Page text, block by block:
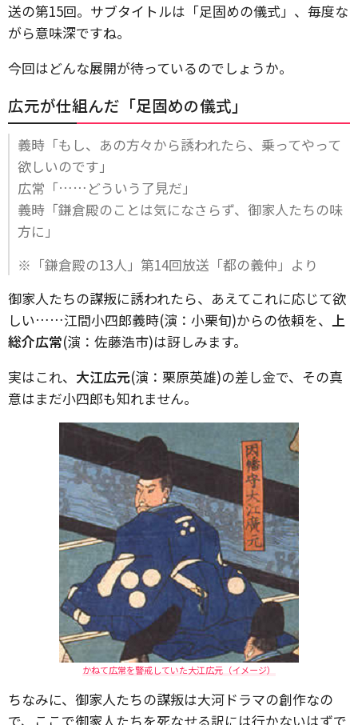
送の第15回。サブタイトルは「足固めの儀式」、毎度な
がら意味深ですね。
今回はどんな展開が待っているのでしょうか。
広元が仕組んだ「足固めの儀式」
義時「もし、あの方々から誘われたら、乗ってやって
欲しいのです」
広常「……どういう了見だ」
義時「鎌倉殿のことは気になさらず、御家人たちの味
方に」
※「鎌倉殿の13人」第14回放送「都の義仲」より
御家人たちの謀叛に誘われたら、あえてこれに応じて欲
しい……江間小四郎義時(演：小栗旬)からの依頼を、 上
総介広常(演：佐藤浩市)は訝しみます。
実はこれ、 大江広元(演：栗原英雄)の差し金で、その真
意はまだ小四郎も知れません。
かねて広常を警戒していた大江広元（イメージ）
ちなみに、御家人たちの謀叛は大河ドラマの創作なの
で、ここで御家人たちを死なせる訳には行かないはずで